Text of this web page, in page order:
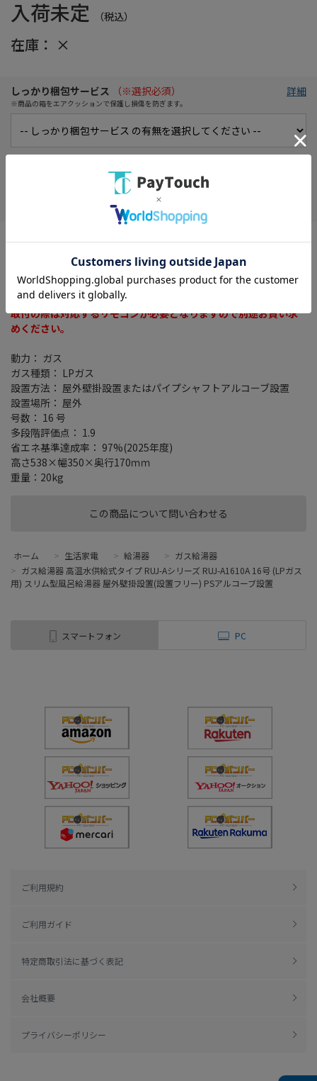
入荷未定 （税込）
在庫： ×
この商品について問い合わせる
しっかり梱包サービス （※選択必須）
※商品の箱をエアクッションで保護し損傷を防ぎます。
詳細
在庫がありません
※ご自身での据付け・移設工事は厳禁です。
据付け工事は専門業者にご依頼ください。
※浴室リモコンは別売りです。
取付の際は対応するリモコンが必要となりますので別途お買い求
めください。
動力： ガス
ガス種類： LPガス
設置方法： 屋外壁掛設置またはパイプシャフトアルコーブ設置
設置場所： 屋外
号数： 16 号
多段階評価点： 1.9
省エネ基準達成率： 97%(2025年度)
高さ538×幅350×奥行170ｍｍ
重量：20kg
ホーム > 生活家電 > 給湯器 > ガス給湯器
> ガス給湯器 高温水供給式タイプ RUJ-Aシリーズ RUJ-A1610A 16号 (LPガス
用) スリム型風呂給湯器 屋外壁掛設置(設置フリー) PSアルコーブ設置
スマートフォン PC
ご利用規約
ご利用ガイド
特定商取引法に基づく表記
会社概要
プライバシーポリシー